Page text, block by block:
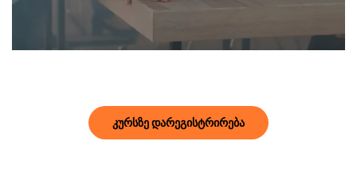
მოამზადე შენი გუნდი ხანძრისა და სხვა
საგანგებო შემთხვევებისთვის
გაიგე მეტი
Კურსზე Დარეგისტრირება